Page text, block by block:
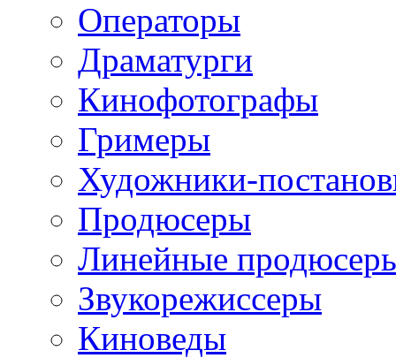
Операторы
Драматурги
Кинофотографы
Гримеры
Художники-
Продюсеры
Линейные
Звукорежиссеры
Киноведы